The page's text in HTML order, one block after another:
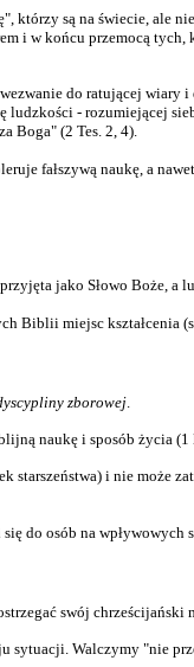
są na świecie, ale
i w końcu przemocą
do ratującej wiary
- rozumiejącej
Boga" (2 Tes. 2, 4).
fałszywą naukę, a
jako Słowo Boże, a
Biblii miejsc kształcenia
zborowej.
naukę i sposób życia (1
starszeństwa) i nie może
do osób na wpływowych
swój
Walczymy "nie